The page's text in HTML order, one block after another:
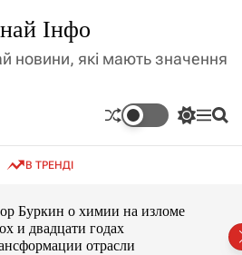
Інфо
новини, які мають значення
П
к
М П
В ТРЕНДІ
Буркин о химии на изломе
и двадцати годах
отрасли